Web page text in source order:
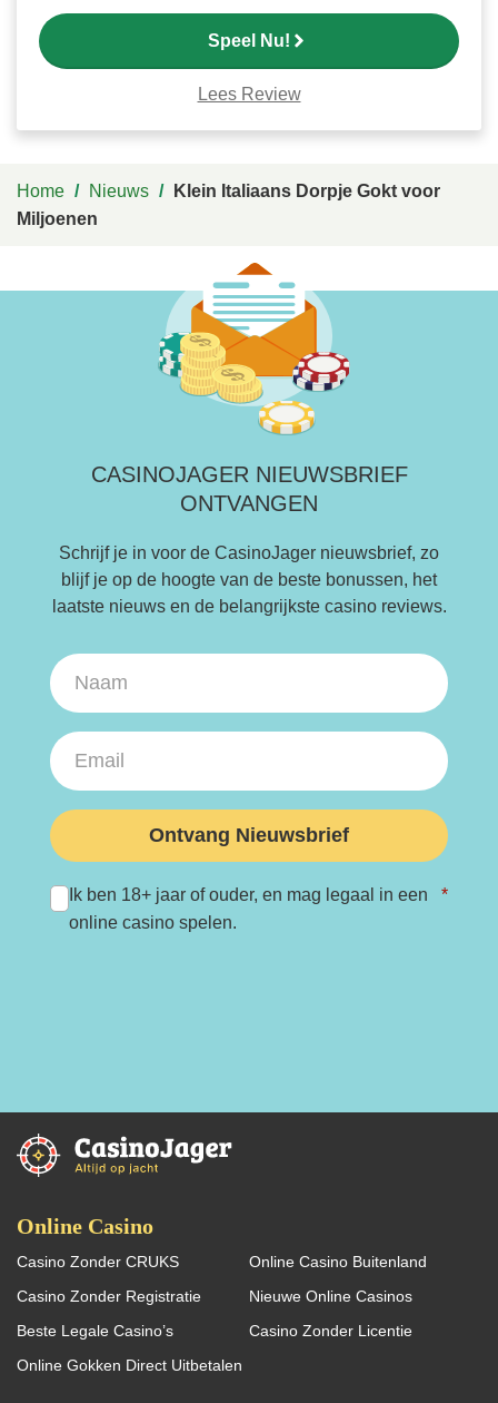
Speel Nu!
Lees Review
Home / Nieuws /
Klein Italiaans Dorpje Gokt voor
Miljoenen
CASINOJAGER NIEUWSBRIEF
ONTVANGEN
Schrijf je in voor de CasinoJager nieuwsbrief, zo
blijf je op de hoogte van de beste bonussen, het
laatste nieuws en de belangrijkste casino reviews.
Ik ben 18+ jaar of ouder, en mag legaal in een
online casino spelen.
*
Ontvang Nieuwsbrief
Online Casino
Casino Zonder CRUKS
Online Casino Buitenland
Casino Zonder Registratie
Nieuwe Online Casinos
Beste Legale Casino’s
Casino Zonder Licentie
Online Gokken Direct Uitbetalen